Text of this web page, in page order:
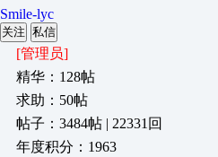
Smile-lyc
关注 私信
[管理员]
精华：128帖
求助：50帖
帖子：3484帖 | 22331回
年度积分：1963